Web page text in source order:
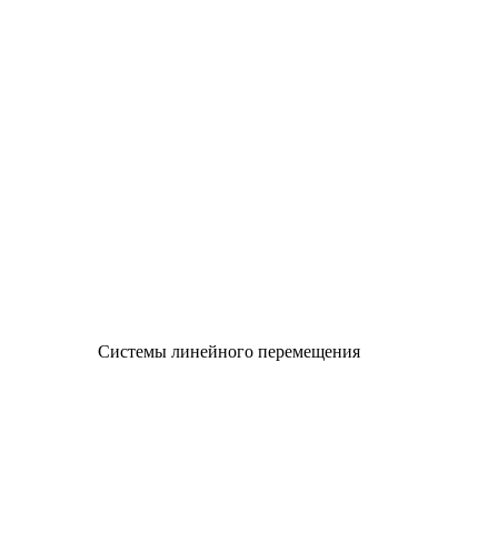
Системы линейного перемещения